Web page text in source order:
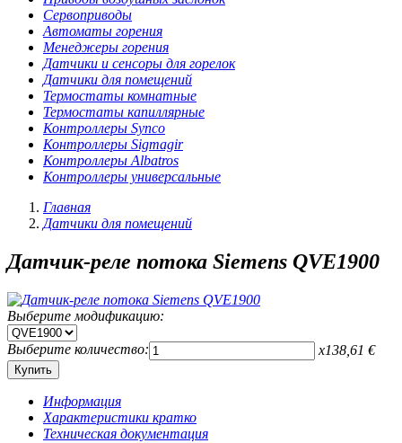
Сервоприводы
Автоматы горения
Менеджеры горения
Датчики и сенсоры для горелок
Датчики для помещений
Термостаты комнатные
Термостаты капиллярные
Контроллеры Synco
Контроллеры Sigmagir
Контроллеры Albatros
Контроллеры универсальные
Главная
Датчики для помещений
Датчик-реле потока Siemens QVE1900
Выберите модификацию:
Выберите количество: x138,61 €
Информация
Характеристики кратко
Техническая документация